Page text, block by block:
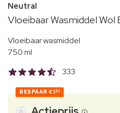
Neutral
Vloeibaar Wasmiddel Wol
Vloeibaar wasmiddel
750 ml
333
BESPAAR €1 94